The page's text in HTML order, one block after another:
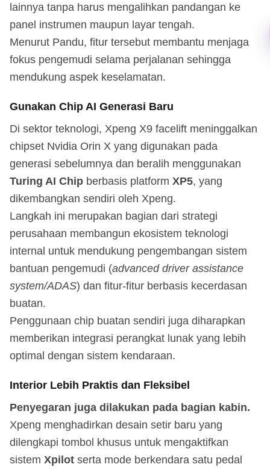
lainnya tanpa harus mengalihkan pandangan ke
panel instrumen maupun layar tengah.
Menurut Pandu, fitur tersebut membantu menjaga
fokus pengemudi selama perjalanan sehingga
mendukung aspek keselamatan.
Gunakan Chip AI Generasi Baru
Di sektor teknologi, Xpeng X9 facelift meninggalkan
chipset Nvidia Orin X yang digunakan pada
generasi sebelumnya dan beralih menggunakan
Turing AI Chip berbasis platform XP5, yang
dikembangkan sendiri oleh Xpeng.
Langkah ini merupakan bagian dari strategi
perusahaan membangun ekosistem teknologi
internal untuk mendukung pengembangan sistem
bantuan pengemudi (advanced driver assistance
system/ADAS) dan fitur-fitur berbasis kecerdasan
buatan.
Penggunaan chip buatan sendiri juga diharapkan
memberikan integrasi perangkat lunak yang lebih
optimal dengan sistem kendaraan.
Interior Lebih Praktis dan Fleksibel
Penyegaran juga dilakukan pada bagian kabin.
Xpeng menghadirkan desain setir baru yang
dilengkapi tombol khusus untuk mengaktifkan
sistem Xpilot serta mode berkendara satu pedal